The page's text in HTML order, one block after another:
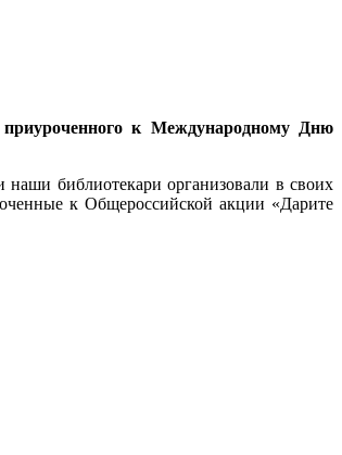
приуроченного к Международному Дню
библиотекари организовали в своих
к Общероссийской акции «Дарите